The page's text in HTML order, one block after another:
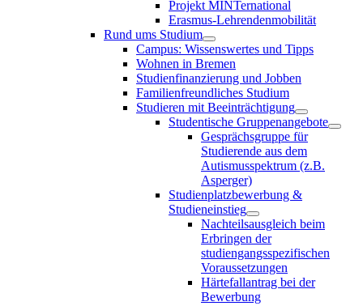
Projekt MINTernational
Erasmus-Lehrendenmobilität
Rund ums Studium
Campus: Wissenswertes und Tipps
Wohnen in Bremen
Studienfinanzierung und Jobben
Familienfreundliches Studium
Studieren mit Beeinträchtigung
Studentische Gruppenangebote
Gesprächsgruppe für
Studierende aus dem
Autismusspektrum (z.B.
Asperger)
Studienplatzbewerbung &
Studieneinstieg
Nachteilsausgleich beim
Erbringen der
studiengangsspezifischen
Voraussetzungen
Härtefallantrag bei der
Bewerbung